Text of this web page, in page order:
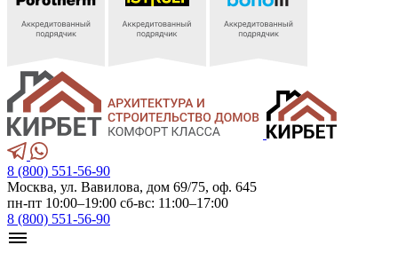
8 (800) 551-56-90
Москва, ул. Вавилова, дом 69/75, оф. 645
пн-пт 10:00–19:00 сб-вс: 11:00–17:00
8 (800) 551-56-90